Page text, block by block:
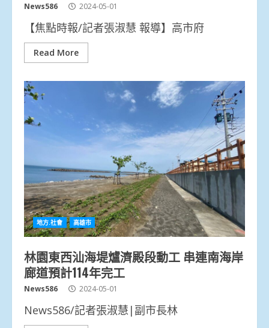
News586 2024-05-01
【焦點時報/記者張淑慧 報導】高市府
Read More
地方.社會 高雄市
林園東西汕海堤爐濟殿段動工 串連南海岸
廊道預計114年完工
News586 2024-05-01
News586/記者張淑慧|副市長林